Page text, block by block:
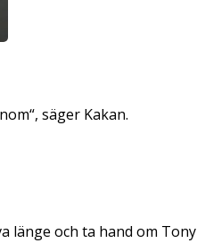
säger Kakan.
länge och ta hand om Tony